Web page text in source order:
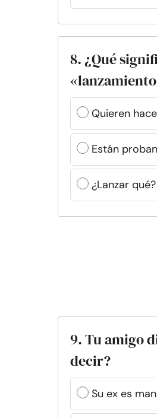
8. ¿Qué
Quieren
Están
¿Lanzar
9. Tu amigo
decir?
Su ex es